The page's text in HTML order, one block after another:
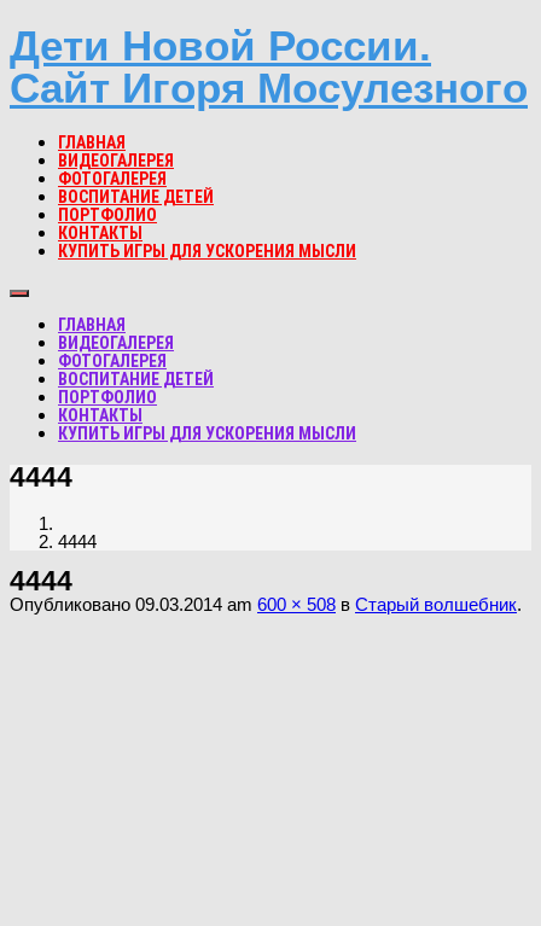
Дети Новой России.
Сайт Игоря Мосулезного
ГЛАВНАЯ
ВИДЕОГАЛЕРЕЯ
ФОТОГАЛЕРЕЯ
ВОСПИТАНИЕ ДЕТЕЙ
ПОРТФОЛИО
КОНТАКТЫ
КУПИТЬ ИГРЫ ДЛЯ УСКОРЕНИЯ МЫСЛИ
ГЛАВНАЯ
ВИДЕОГАЛЕРЕЯ
ФОТОГАЛЕРЕЯ
ВОСПИТАНИЕ ДЕТЕЙ
ПОРТФОЛИО
КОНТАКТЫ
КУПИТЬ ИГРЫ ДЛЯ УСКОРЕНИЯ МЫСЛИ
4444
4444
4444
Опубликовано 09.03.2014 am 600 × 508 в Старый волшебник.